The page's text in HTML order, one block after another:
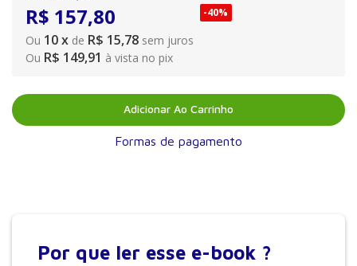
R$ 157,80
Ou 10x de R$ 15,78 sem juros
-40%
Ou R$ 149,91 à vista no pix
Adicionar Ao Carrinho
Formas de pagamento
Por que ler esse e-book ?